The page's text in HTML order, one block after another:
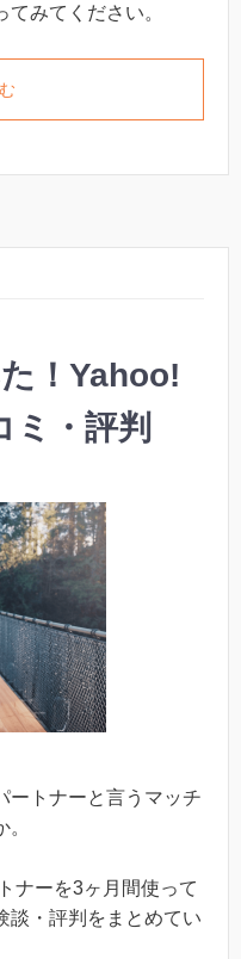
みてください。
！Yahoo!
ミ・評判
ートナーと言うマッチ
ナーを3ヶ月間使って
談・評判をまとめてい